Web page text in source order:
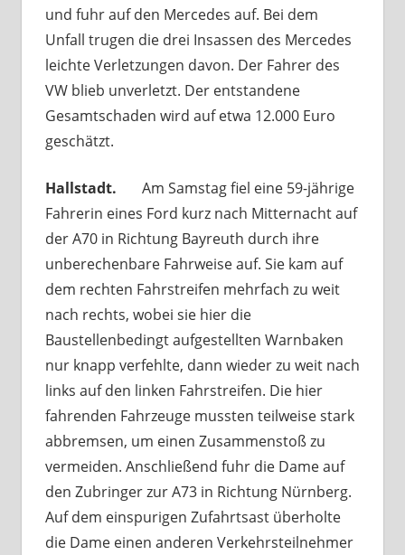
und fuhr auf den Mercedes auf. Bei dem
Unfall trugen die drei Insassen des Mercedes
leichte Verletzungen davon. Der Fahrer des
VW blieb unverletzt. Der entstandene
Gesamtschaden wird auf etwa 12.000 Euro
geschätzt.
Hallstadt. Am Samstag fiel eine 59-jährige
Fahrerin eines Ford kurz nach Mitternacht auf
der A70 in Richtung Bayreuth durch ihre
unberechenbare Fahrweise auf. Sie kam auf
dem rechten Fahrstreifen mehrfach zu weit
nach rechts, wobei sie hier die
Baustellenbedingt aufgestellten Warnbaken
nur knapp verfehlte, dann wieder zu weit nach
links auf den linken Fahrstreifen. Die hier
fahrenden Fahrzeuge mussten teilweise stark
abbremsen, um einen Zusammenstoß zu
vermeiden. Anschließend fuhr die Dame auf
den Zubringer zur A73 in Richtung Nürnberg.
Auf dem einspurigen Zufahrtsast überholte
die Dame einen anderen Verkehrsteilnehmer